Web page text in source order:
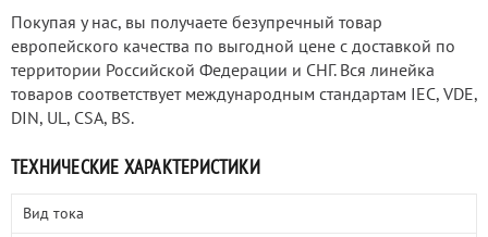
Покупая у нас, вы получаете безупречный товар
европейского качества по выгодной цене с доставкой по
территории Российской Федерации и СНГ. Вся линейка
товаров соответствует международным стандартам IEC, VDE,
DIN, UL, CSA, BS.
ТЕХНИЧЕСКИЕ ХАРАКТЕРИСТИКИ
Вид тока